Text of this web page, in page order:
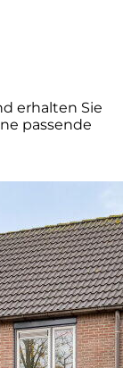
erhalten Sie
passende